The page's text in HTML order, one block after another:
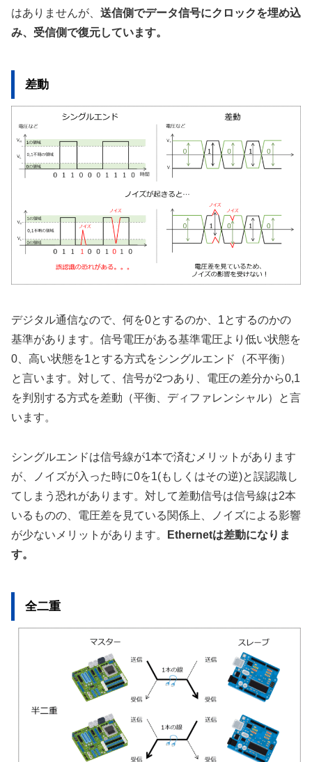
はありませんが、 送信側でデータ信号にクロックを埋め込
み、受信側で復元しています。
差動
デジタル通信なので、何を0とするのか、1とするのかの
基準があります。信号電圧がある基準電圧より低い状態を
0、高い状態を1とする方式をシングルエンド（不平衡）
と言います。対して、信号が2つあり、電圧の差分から0,1
を判別する方式を差動（平衡、ディファレンシャル）と言
います。
シングルエンドは信号線が1本で済むメリットがあります
が、ノイズが入った時に0を1(もしくはその逆)と誤認識し
てしまう恐れがあります。対して差動信号は信号線は2本
いるものの、電圧差を見ている関係上、ノイズによる影響
が少ないメリットがあります。
Ethernetは差動になりま
す。
全二重